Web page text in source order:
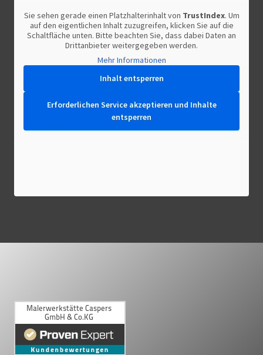
Sie sehen gerade einen Platzhalterinhalt von TrustIndex. Um
auf den eigentlichen Inhalt zuzugreifen, klicken Sie auf die
Schaltfläche unten. Bitte beachten Sie, dass dabei Daten an
Drittanbieter weitergegeben werden.
Mehr Informationen
Inhalt entsperren
Erforderlichen Service akzeptieren und Inhalte
entsperren